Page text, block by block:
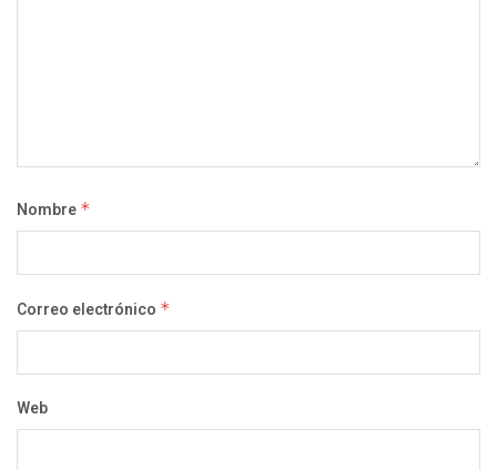
Nombre *
Correo electrónico *
Web